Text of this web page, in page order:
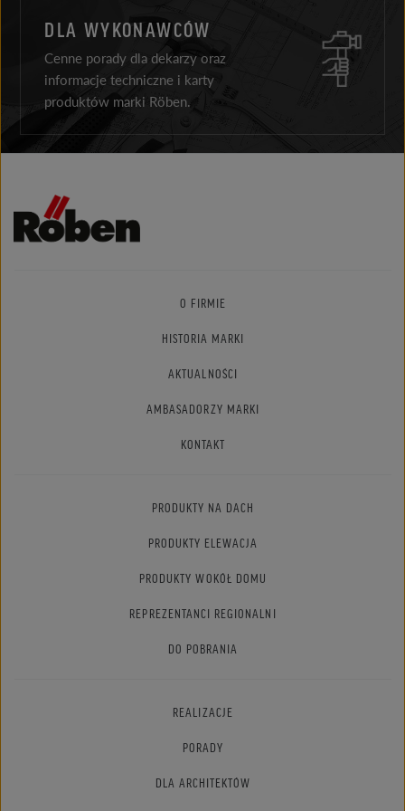
DLA WYKONAWCÓW
Cenne porady dla dekarzy oraz
informacje techniczne i karty
produktów marki Röben.
O FIRMIE
HISTORIA MARKI
AKTUALNOŚCI
AMBASADORZY MARKI
KONTAKT
PRODUKTY NA DACH
PRODUKTY ELEWACJA
PRODUKTY WOKÓŁ DOMU
REPREZENTANCI REGIONALNI
DO POBRANIA
REALIZACJE
PORADY
DLA ARCHITEKTÓW